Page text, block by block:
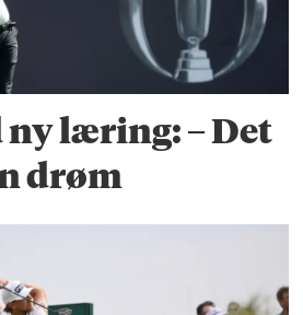
ny læring: – Det
drøm